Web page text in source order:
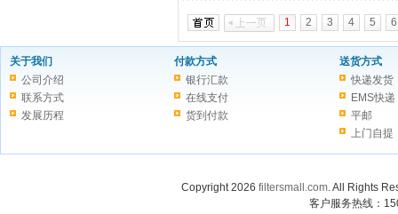
1 2 3 4 5 6
关于我们
公司介绍
联系方式
发展历程
付款方式
银行汇款
在线支付
货到付款
送货方式
快递发货
EMS快递
平邮
上门自提
Copyright 2026 filtersmall.com. All Rights
客户服务热线：